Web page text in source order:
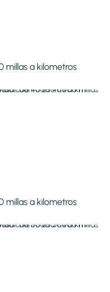
millas a kilometros
millas a kilometros